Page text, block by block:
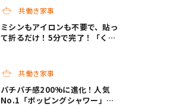
共働き家事
ミシンもアイロンも不要で、貼っ
て折るだけ！5分で完了！「くる
共働き家事
パチパチ感200%に進化！人気
No.1「ポッピングシャワー」チ